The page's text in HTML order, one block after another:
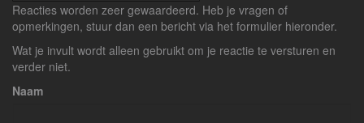
Reacties worden zeer gewaardeerd. Heb je vragen of
opmerkingen, stuur dan een bericht via het formulier hieronder.
Wat je invult wordt alleen gebruikt om je reactie te versturen en
verder niet.
Naam